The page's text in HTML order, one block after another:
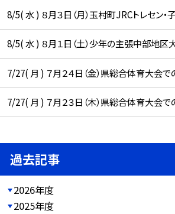
8/5( 水 ) ８月３日（月）玉村町JRCトレセン・
8/5( 水 ) ８月１日（土）少年の主張中部地区
7/27( 月 ) ７月２４日（金）県総合体育大会で
7/27( 月 ) ７月２３日（木）県総合体育大会
過去記事
2026年度
2025年度